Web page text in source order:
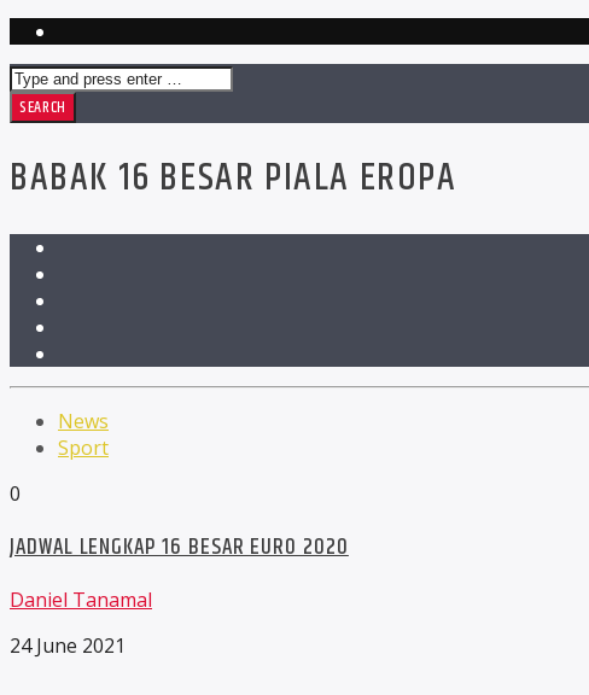
BABAK 16 BESAR PIALA EROPA
News
Sport
0
JADWAL LENGKAP 16 BESAR EURO 2020
Daniel Tanamal
24 June 2021